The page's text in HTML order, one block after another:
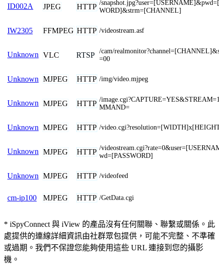
ID002A JPEG HTTP /
WORD]&strm=[CHANNEL]
IW2305 FFMPEG HTTP /videostream.asf
Unknown VLC RTSP /cam/
=00
Unknown MJPEG HTTP /img/video.mjpeg
Unknown MJPEG HTTP /
MMAND=
Unknown MJPEG HTTP /
Unknown MJPEG HTTP /
wd=[PASSWORD]
Unknown MJPEG HTTP /videofeed
cm-ip100 MJPEG HTTP /GetData.cgi
* iSpyConnect 與 iView 的產品沒有任何關聯、聯繫或關係。此
處提供的連線詳細資訊由社群眾包提供，可能不完整、不準確
或過期。我們不保證您能夠使用這些 URL 連接到您的攝影
機。